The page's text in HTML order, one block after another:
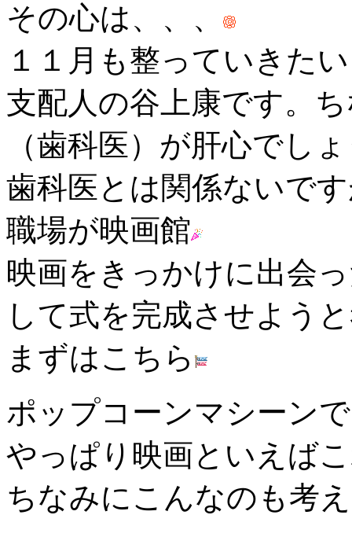
その心は、、、
１１月も整っていきた
支配人の谷上康です。
（歯科医）が肝心でし
歯科医とは関係ないで
職場が映画館
映画をきっかけに出会
して式を完成させよう
まずはこちら
ポップコーンマシーン
やっぱり映画といえば
ちなみにこんなのも考